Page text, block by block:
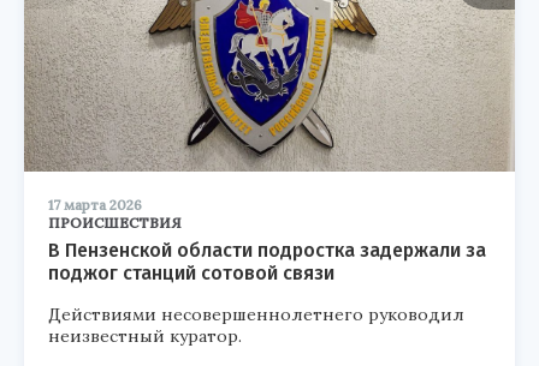
17 марта 2026
ПРОИСШЕСТВИЯ
В Пензенской области подростка задержали за
поджог станций сотовой связи
Действиями несовершеннолетнего руководил
неизвестный куратор.